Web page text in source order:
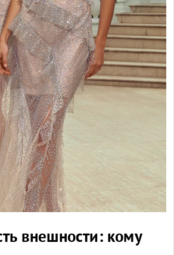
внешности: кому